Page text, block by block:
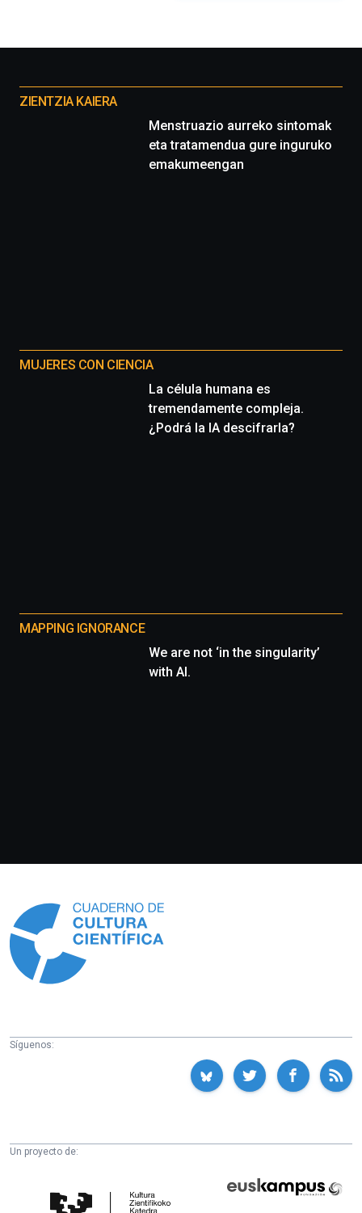
proyectos
ZIENTZIA KAIERA
Menstruazio aurreko sintomak
eta tratamendua gure inguruko
emakumeengan
MUJERES CON CIENCIA
La célula humana es
tremendamente compleja.
¿Podrá la IA descifrarla?
MAPPING IGNORANCE
We are not ‘in the singularity’
with AI.
Síguenos:
Un proyecto de:
Fundazioa